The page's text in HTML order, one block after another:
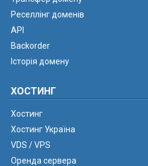
Реселлінг доменів
API
Backorder
Історія домену
ХОСТИНГ
Хостинг
Хостинг Україна
VDS / VPS
Оренда сервера